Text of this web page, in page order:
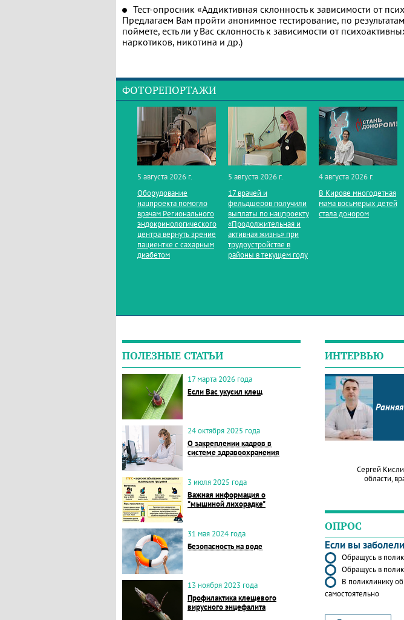
Тест-опросник «Аддиктивная склонность к зависимости от
Предлагаем Вам пройти анонимное тестирование, по
поймете, есть ли у Вас склонность к зависимости от
наркотиков, никотина и др.)
ФОТОРЕПОРТАЖИ
5 августа 2026 г.
Оборудование
нацпроекта помогло
врачам Регионального
эндокринологического
центра вернуть зрение
пациентке с сахарным
диабетом
5 августа 2026 г.
17 врачей и
фельдшеров получили
выплаты по нацпроекту
«Продолжительная и
активная жизнь» при
трудоустройстве в
районы в текущем году
4 августа 2026 г.
В Кирове многодетная
мама восьмерых детей
стала донором
ПОЛЕЗНЫЕ СТАТЬИ
17 марта 2026 года
Если Вас укусил клещ
24 октября 2025 года
О закреплении кадров в
системе здравоохранения
3 июля 2025 года
Важная информация о
"мышиной лихорадке"
31 мая 2024 года
Безопасность на воде
13 ноября 2023 года
Профилактика клещевого
вирусного энцефалита
ИНТЕРВЬЮ
Сергей
области,
ОПРОС
Если вы
Обращусь в
Обращусь в
В поликлинику
самостоятельно